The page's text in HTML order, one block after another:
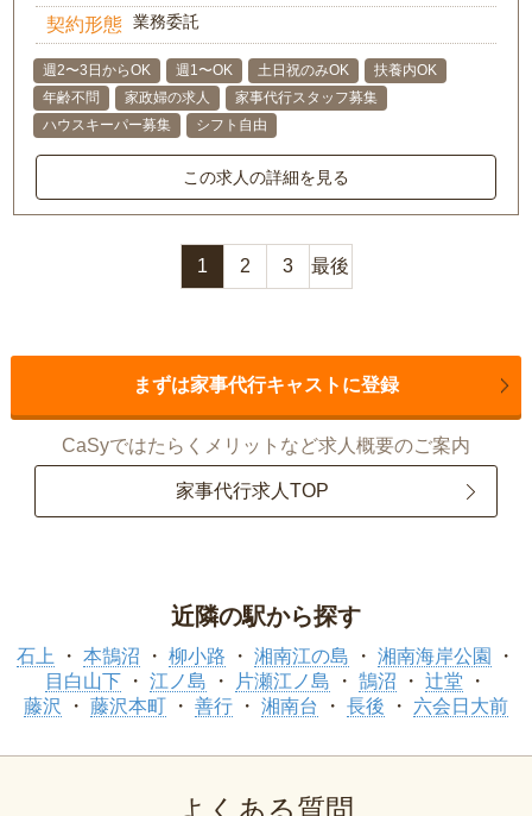
契約形態 業務委託
週2〜3日からOK 週1〜OK 土日祝のみOK
扶養内OK
年齢不問
家政婦の求人
家事代行スタッフ募集
ハウスキーパー募集
シフト自由
この求人の詳細を見る
1 2 3 最後
まずは家事代行キャストに登録
CaSyではたらくメリットなど求人概要のご案内
家事代行求人TOP
近隣の駅から探す
石上 本鵠沼 柳小路 湘南江の島
湘南海岸公園
目白山下
江ノ島 片瀬江ノ島 鵠沼
辻堂
藤沢
藤沢本町 善行 湘南台 長後 六会日大前
よくある質問